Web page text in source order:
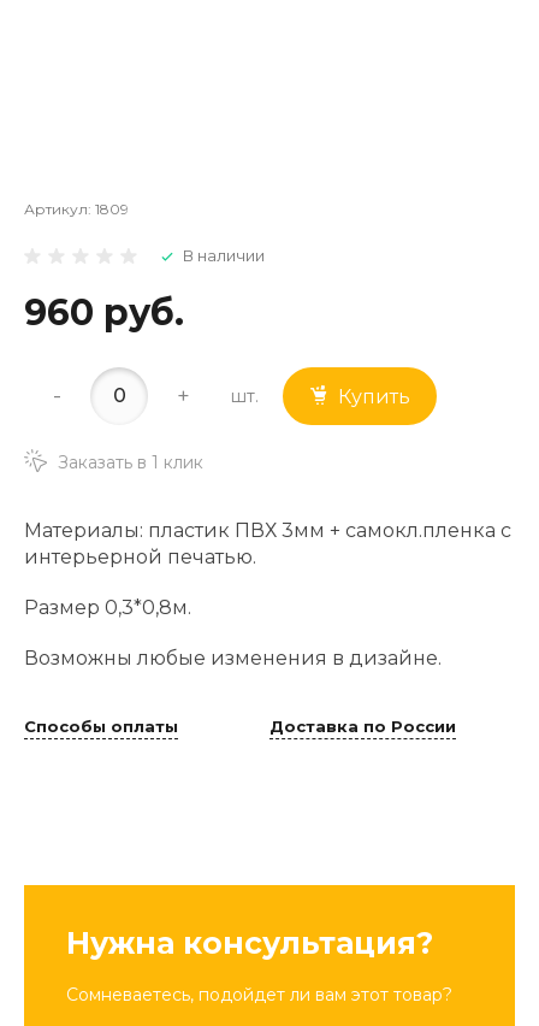
Артикул: 1809
В наличии
960 руб.
- + шт. Купить
Заказать в 1 клик
Материалы: пластик ПВХ 3мм + самокл.пленка с
интерьерной печатью.
Размер 0,3*0,8м.
Возможны любые изменения в дизайне.
Способы оплаты Доставка по России
Нужна консультация?
Сомневаетесь, подойдет ли вам этот товар?